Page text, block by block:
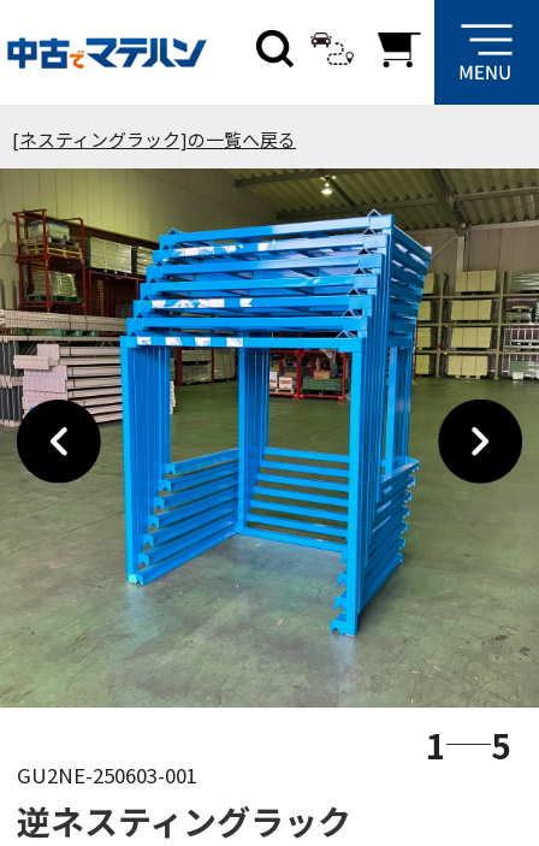
[ネスティングラック]の一覧へ戻る
1 5
GU2NE-250603-001
逆ネスティングラック